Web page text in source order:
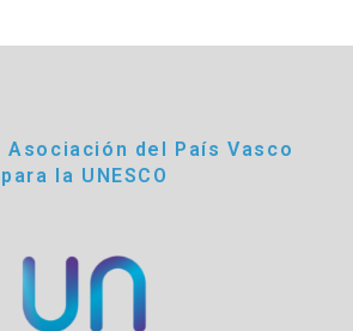
Asociación del País Vasco
para la UNESCO